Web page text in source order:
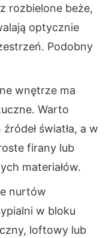
rozbielone beże,
optycznie
Podobny
wnętrze ma
Warto
światła, a w
firany lub
materiałów.
nurtów
w bloku
loftowy lub